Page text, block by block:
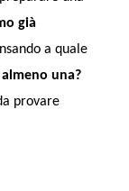
già
a quale
una?
provare